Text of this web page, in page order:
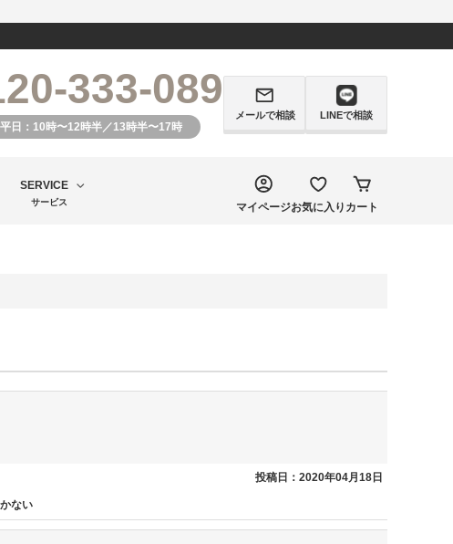
333-089
平日：10時〜12時半／13時半〜17時
メールで相談 LINEで相談
SERVICE
サービス マイページお気に入り カート
投稿日：2020年04月18日
ない